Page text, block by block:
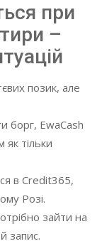
при
–
позик, але
борг, EwaCash
тільки
в Credit365,
Розі.
зайти на
запис.